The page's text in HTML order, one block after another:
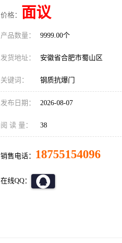
价格： 面议
产品数量： 9999.00个
发货地址： 安徽省合肥市蜀山区
关键词： 钢质抗爆门
发布日期： 2026-08-07
阅 读 量： 38
销售电话： 18755154096
在线QQ：